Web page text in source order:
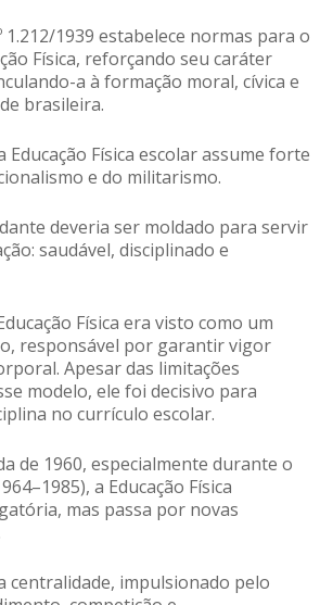
1.212/1939 estabelece normas para o
Física, reforçando seu caráter
a à formação moral, cívica e
brasileira.
Educação Física escolar assume forte
e do militarismo.
deveria ser moldado para servir
saudável, disciplinado e
Física era visto como um
responsável por garantir vigor
Apesar das limitações
modelo, ele foi decisivo para
no currículo escolar.
de 1960, especialmente durante o
a Educação Física
mas passa por novas
centralidade, impulsionado pelo